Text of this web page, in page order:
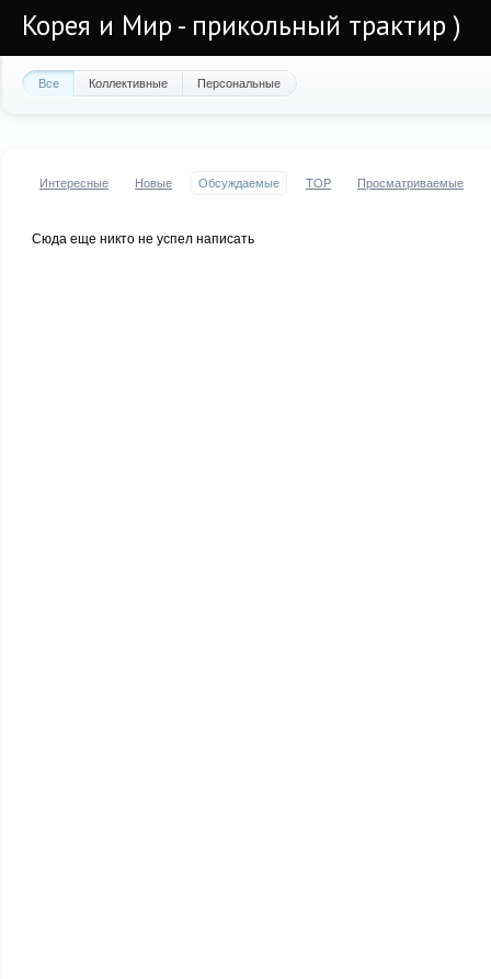
Корея и Мир - прикольный трактир )
Все Коллективные Персональные
Интересные Новые Обсуждаемые TOP Просматриваемые
Сюда еще никто не успел написать